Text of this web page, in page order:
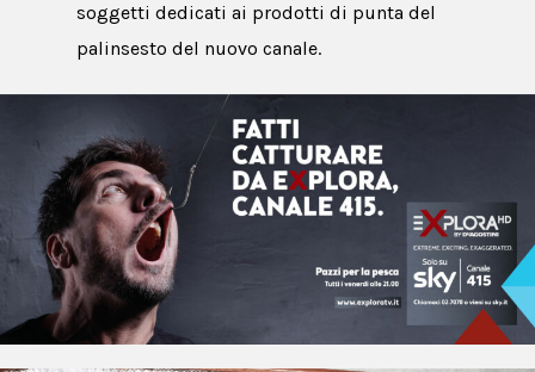
soggetti dedicati ai prodotti di punta del
palinsesto del nuovo canale.